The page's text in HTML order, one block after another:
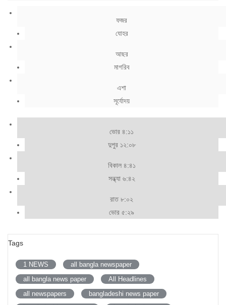
ফজর
যোহর
আছর
মাগরিব
এশা
সূর্যোদয়
ভোর ৪:১১
দুপুর ১২:০৮
বিকাল ৪:৪১
সন্ধ্যা ৬:৪২
রাত ৮:০২
ভোর ৫:২৯
Tags
1 NEWS
all bangla newspaper
all bangla news paper
All Headlines
all newspapers
bangladeshi news paper